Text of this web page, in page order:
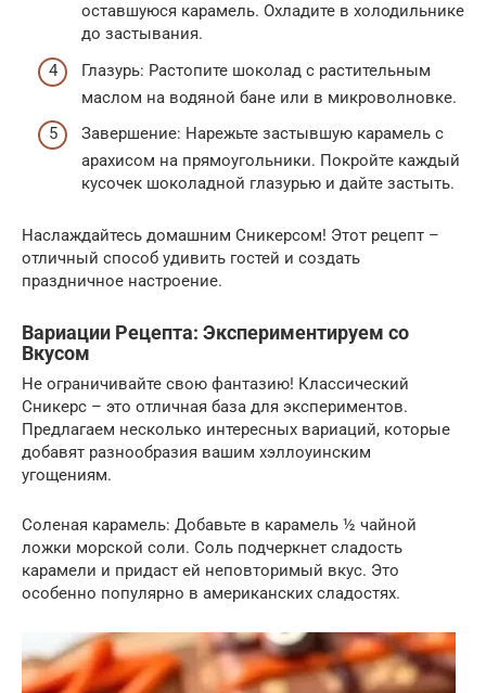
оставшуюся карамель. Охладите в холодильнике
до застывания.
Глазурь: Растопите шоколад с растительным
маслом на водяной бане или в микроволновке.
Завершение: Нарежьте застывшую карамель с
арахисом на прямоугольники. Покройте каждый
кусочек шоколадной глазурью и дайте застыть.
Наслаждайтесь домашним Сникерсом! Этот рецепт –
отличный способ удивить гостей и создать
праздничное настроение.
Вариации Рецепта: Экспериментируем со
Вкусом
Не ограничивайте свою фантазию! Классический
Сникерс – это отличная база для экспериментов.
Предлагаем несколько интересных вариаций, которые
добавят разнообразия вашим хэллоуинским
угощениям.
Соленая карамель: Добавьте в карамель ½ чайной
ложки морской соли. Соль подчеркнет сладость
карамели и придаст ей неповторимый вкус. Это
особенно популярно в американских сладостях.